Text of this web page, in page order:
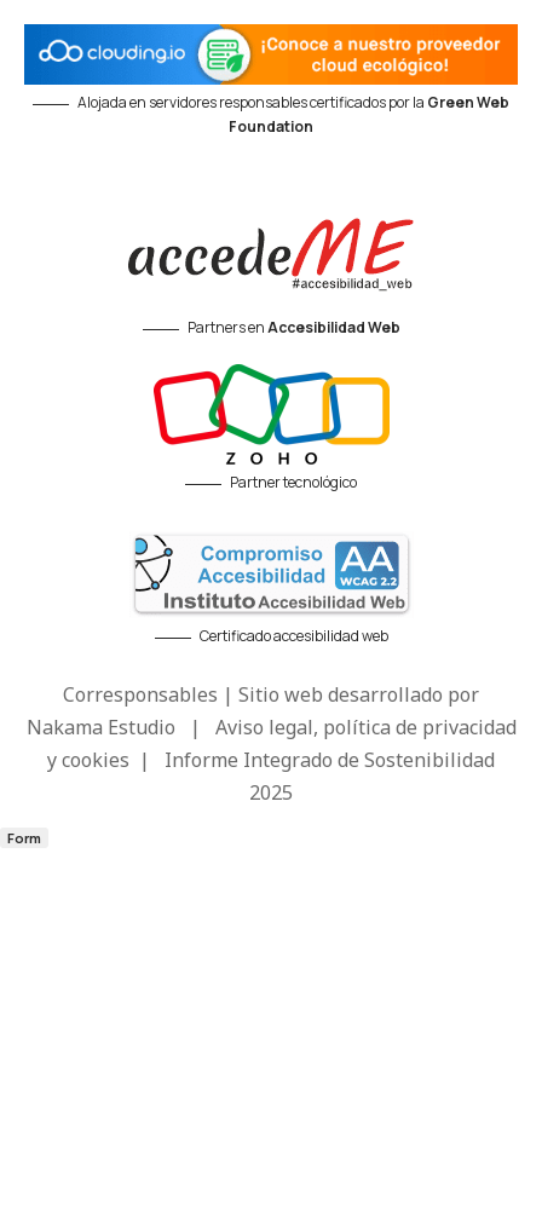
Alojada en servidores responsables certificados por la Green Web
Foundation
Partners enAccesibilidad Web
Partner tecnológico
Certificado accesibilidad web
Corresponsables | Sitio web desarrollado por
Nakama Estudio | Aviso legal, política de privacidad
y cookies | Informe Integrado de Sostenibilidad
2025
Form